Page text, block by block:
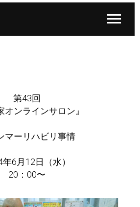
第43回
オンラインサロン』
マーリハビリ事情
年6月12日（水）
20：00〜